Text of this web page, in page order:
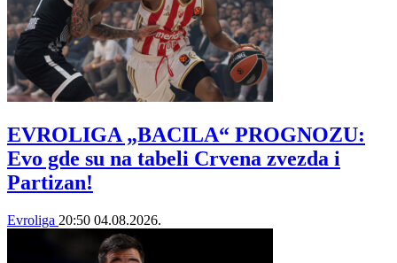
EVROLIGA „BACILA“ PROGNOZU:
Evo gde su na tabeli Crvena zvezda i
Partizan!
Evroliga 20:50 04.08.2026.